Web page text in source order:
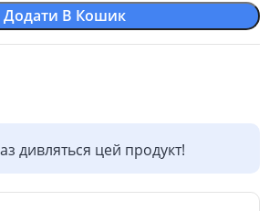
Додати В Кошик
дивляться цей продукт!